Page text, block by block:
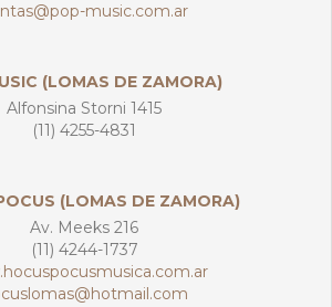
music.com.ar
(LOMAS DE ZAMORA)
Alfonsina Storni 1415
(11) 4255-4831
(LOMAS DE ZAMORA)
Av. Meeks 216
(11) 4244-1737